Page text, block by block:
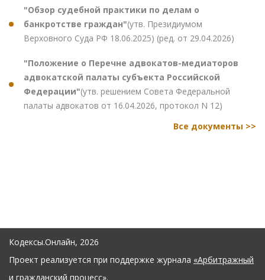
"Обзор судебной практики по делам о
банкротстве граждан"(утв. Президиумом
Верховного Суда РФ 18.06.2025) (ред. от 29.04.2026)
"Положение о Перечне адвокатов-медиаторов
адвокатской палаты субъекта Российской
Федерации"(утв. решением Совета Федеральной
палаты адвокатов от 16.04.2026, протокол N 12)
Все документы >>
Кодексы.Онлайн, 2026
Проект реализуется при поддержке журнала «Арбитражный
и гражданский процесс».